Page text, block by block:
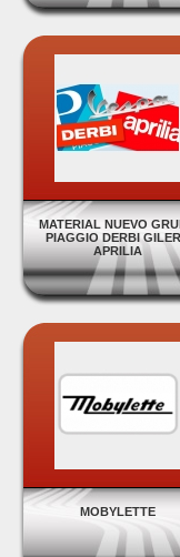
MATERIAL NUEVO
PIAGGIO DERBI
APRILIA
MOBYLETTE